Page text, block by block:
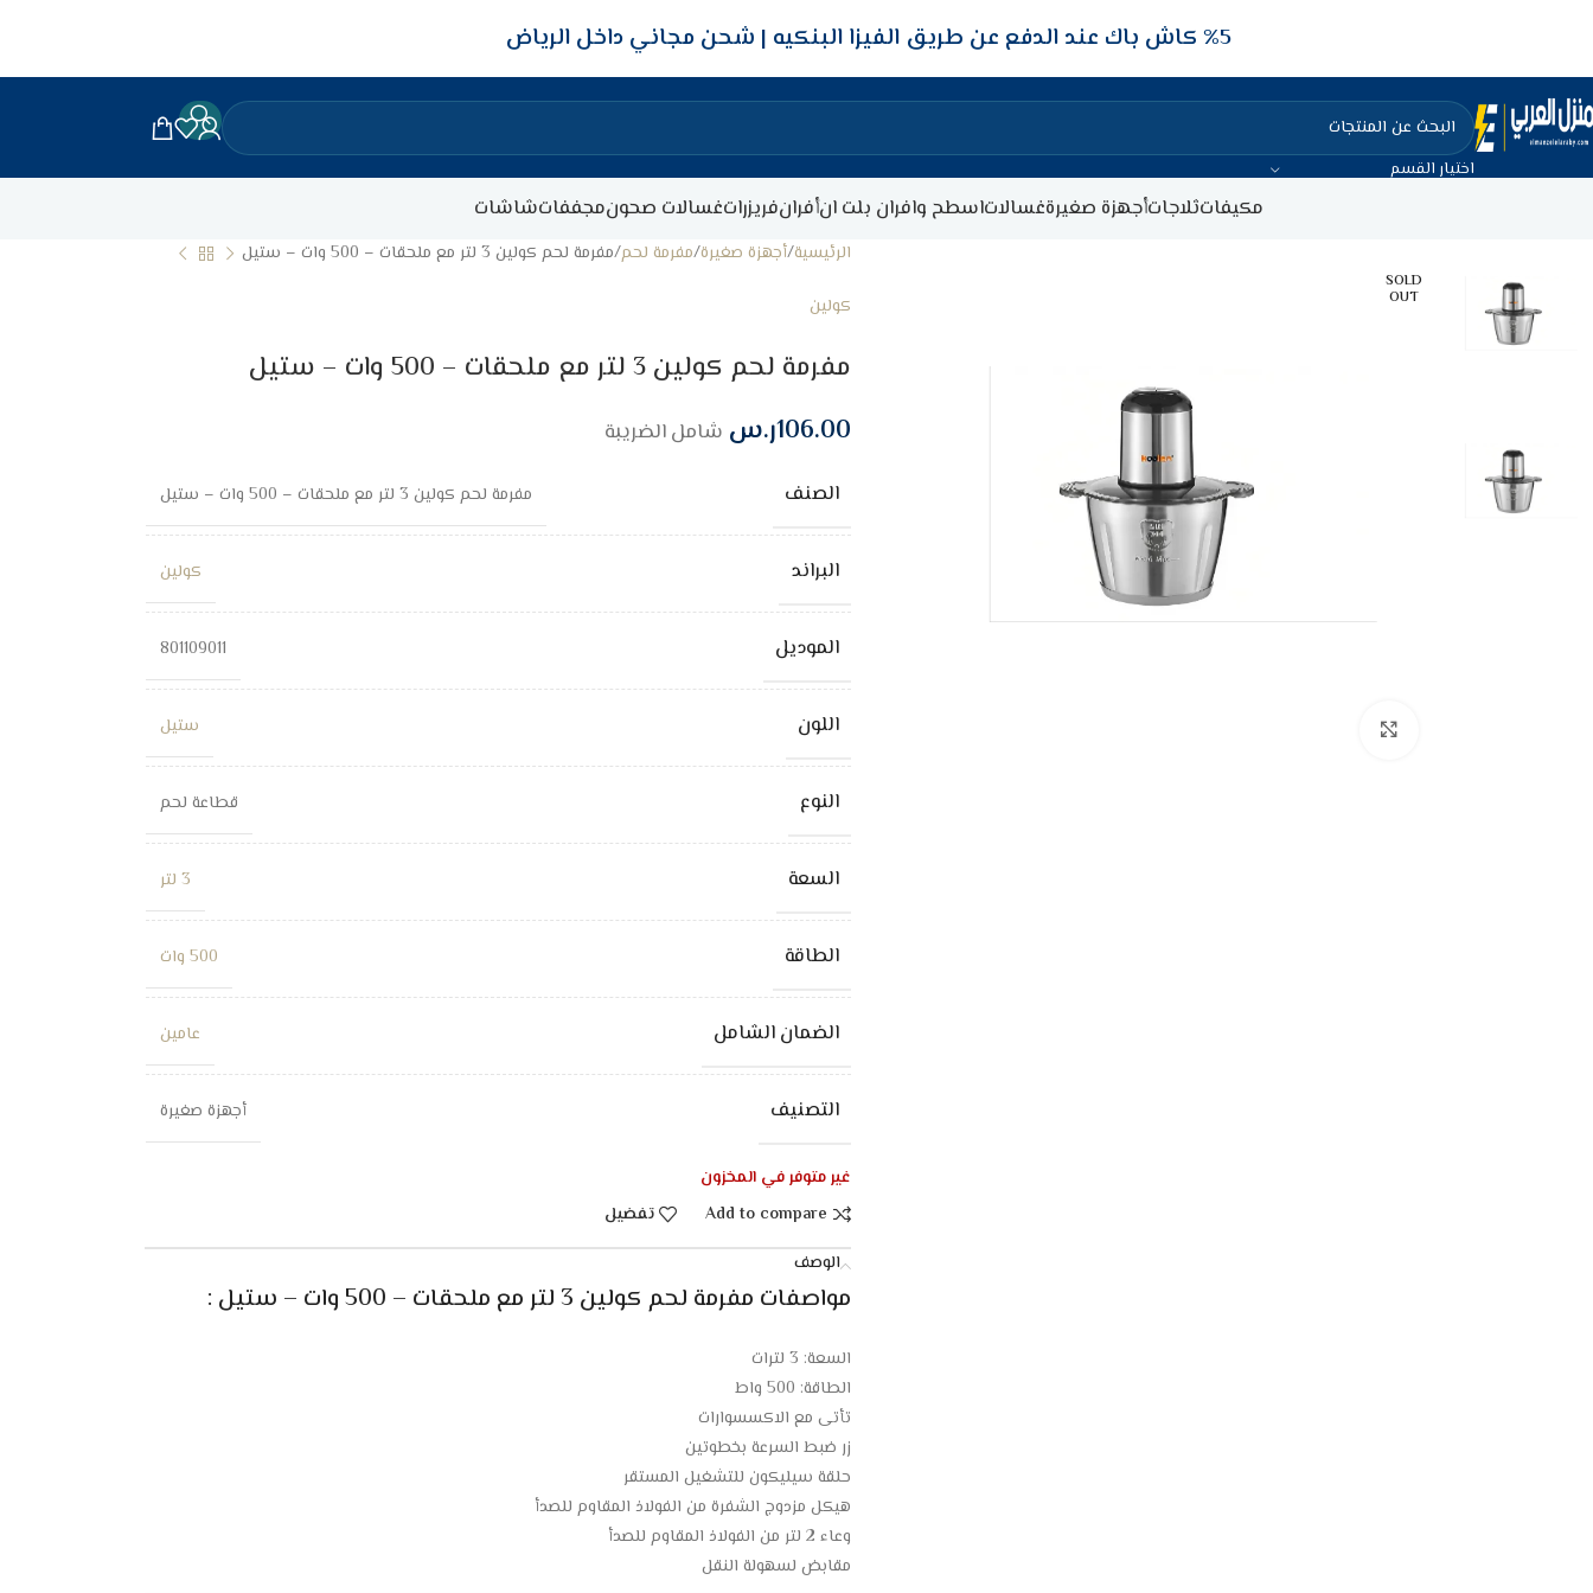
5‎% كاش باك عند الدفع عن طريق الفيزا البنكيه شحن مجاني داخل الرياض
اختيار القسم
مكيفاتثلاجاتأجهزة صغيرةغسالاتاسطح وافران بلت انأفرانفريزراتغسالات صحونمجففاتشاشات
SOLD
OUT
الرئيسية أجهزة صغيرة مفرمة لحم مفرمة لحم كولين 3 لتر مع ملحقات – 500 وات – ستيل
كولين
مفرمة لحم كولين 3 لتر مع ملحقات – 500 وات – ستيل
106.00ر.س شامل الضريبة
الصنف مفرمة لحم كولين 3 لتر مع ملحقات – 500 وات – ستيل
البراند كولين
الموديل 801109011
اللون ستيل
النوع قطاعة لحم
السعة 3 لتر
الطاقة 500 وات
الضمان الشامل عامين
التصنيف أجهزة صغيرة
غير متوفر في المخزون
Add to compare
تفضيل
الوصف
مواصفات مفرمة لحم كولين 3 لتر مع ملحقات – 500 وات – ستيل :
السعة: 3 لترات
الطاقة: 500 واط
تأتى مع الاكسسوارات
زر ضبط السرعة بخطوتين
حلقة سيليكون للتشغيل المستقر
هيكل مزدوج الشفرة من الفولاذ المقاوم للصدأ
وعاء 2 لتر من الفولاذ المقاوم للصدأ
مقابض لسهولة النقل